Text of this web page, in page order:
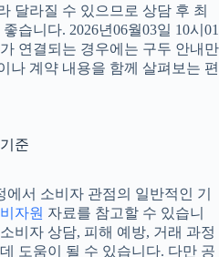
달라질 수 있으므로 상담 후 최
습니다. 2026년06월03일 10시01
연결되는 경우에는 구두 안내만
나 계약 내용을 함께 살펴보는 편
준
서 소비자 관점의 일반적인 기
자원 자료를 참고할 수 있습니
비자 상담, 피해 예방, 거래 과정
도움이 될 수 있습니다. 다만 공